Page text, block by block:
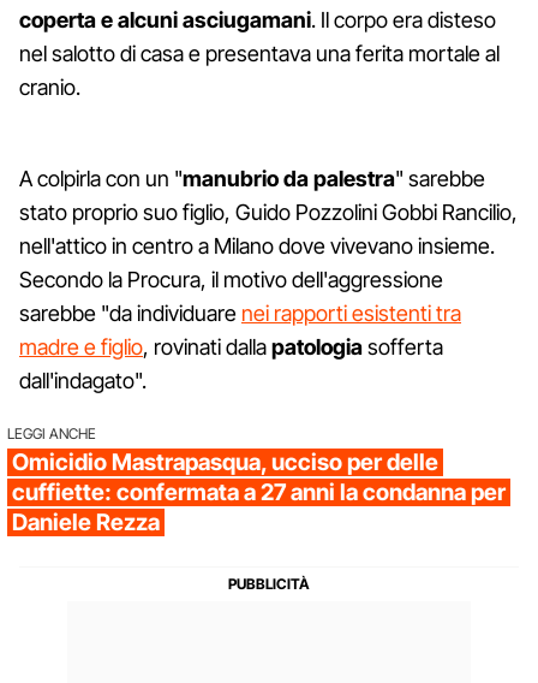
coperta e alcuni asciugamani. Il corpo era disteso
nel salotto di casa e presentava una ferita mortale al
cranio.
A colpirla con un "manubrio da palestra" sarebbe
stato proprio suo figlio, Guido Pozzolini Gobbi Rancilio,
nell'attico in centro a Milano dove vivevano insieme.
Secondo la Procura, il motivo dell'aggressione
sarebbe "da individuare nei rapporti esistenti tra
madre e figlio, rovinati dallapatologiasofferta
dall'indagato".
LEGGI ANCHE
Omicidio Mastrapasqua, ucciso per delle
cuffiette: confermata a 27 anni la condanna per
Daniele Rezza